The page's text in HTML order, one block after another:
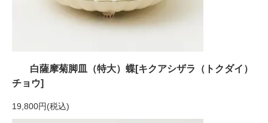
白薩摩菊脚皿（特大）蝶[キクアシザラ（トクダイ）
チョウ]
19,800円(税込)